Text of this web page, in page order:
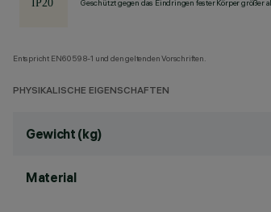
Geschützt gegen das Eindringen fester Körper größer
Entspricht EN60598-1 und den geltenden Vorschriften.
PHYSIKALISCHE EIGENSCHAFTEN
Gewicht (kg)
Material